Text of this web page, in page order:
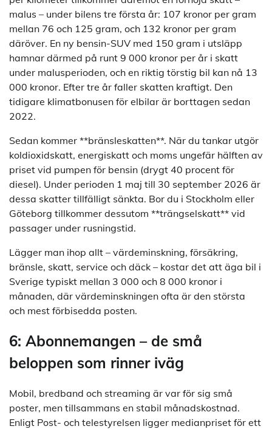
malus – under bilens tre första år: 107 kronor per gram
mellan 76 och 125 gram, och 132 kronor per gram
däröver. En ny bensin-SUV med 150 gram i utsläpp
hamnar därmed på runt 9 000 kronor per år i skatt
under malusperioden, och en riktig törstig bil kan nå 13
000 kronor. Efter tre år faller skatten kraftigt. Den
tidigare klimatbonusen för elbilar är borttagen sedan
2022.
Sedan kommer **bränsleskatten**. När du tankar utgör
koldioxidskatt, energiskatt och moms ungefär hälften av
priset vid pumpen för bensin (drygt 40 procent för
diesel). Under perioden 1 maj till 30 september 2026 är
dessa skatter tillfälligt sänkta. Bor du i Stockholm eller
Göteborg tillkommer dessutom **trängselskatt** vid
passager under rusningstid.
Lägger man ihop allt – värdeminskning, försäkring,
bränsle, skatt, service och däck – kostar det att äga bil i
Sverige typiskt mellan 3 000 och 8 000 kronor i
månaden, där värdeminskningen ofta är den största
och mest förbisedda posten.
6: Abonnemangen – de små
beloppen som rinner iväg
Mobil, bredband och streaming är var för sig små
poster, men tillsammans en stabil månadskostnad.
Enligt Post- och telestyrelsen ligger medianpriset för ett